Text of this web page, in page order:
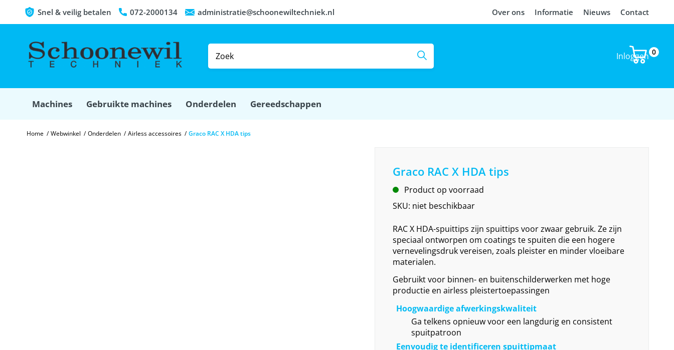
Over ons Informatie Nieuws Contact
Snel & veilig betalen 072-2000134 administratie@schoonewiltechniek.nl
0
Inloggen
Machines Gebruikte machines Onderdelen Gereedschappen
Home / Webwinkel / Onderdelen / Airless accessoires / Graco RAC X HDA tips
Graco RAC X HDA tips
Product op voorraad
SKU: niet beschikbaar
RAC X HDA-spuittips zijn spuittips voor zwaar gebruik. Ze zijn
speciaal ontworpen om coatings te spuiten die een hogere
vernevelingsdruk vereisen, zoals pleister en minder vloeibare
materialen.
Gebruikt voor binnen- en buitenschilderwerken met hoge
productie en airless pleistertoepassingen
Hoogwaardige afwerkingskwaliteit
Ga telkens opnieuw voor een langdurig en consistent
spuitpatroon
Eenvoudig te identificeren spuittipmaat